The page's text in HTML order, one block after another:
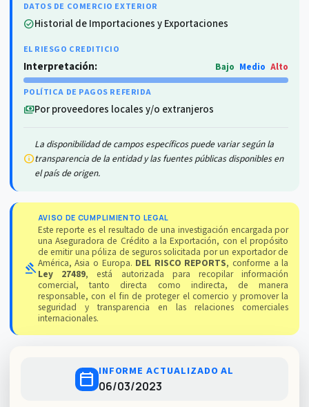
DATOS DE COMERCIO EXTERIOR
check_circleHistorial de Importaciones y Exportaciones
EL RIESGO CREDITICIO
Interpretación: Bajo Medio Alto
POLÍTICA DE PAGOS REFERIDA
paymentsPor proveedores locales y/o extranjeros
info
La disponibilidad de campos específicos puede variar según la
transparencia de la entidad y las fuentes públicas disponibles en
el país de origen.
gavel
AVISO DE CUMPLIMIENTO LEGAL
Este reporte es el resultado de una investigación encargada por
una Aseguradora de Crédito a la Exportación, con el propósito
de emitir una póliza de seguros solicitada por un exportador de
América, Asia o Europa. DEL RISCO REPORTS, conforme a la
Ley 27489, está autorizada para recopilar información
comercial, tanto directa como indirecta, de manera
responsable, con el fin de proteger el comercio y promover la
seguridad y transparencia en las relaciones comerciales
internacionales.
calendar_today INFORME ACTUALIZADO AL
06/03/2023